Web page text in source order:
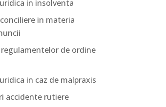
in insolventa
in materia
regulamentelor de ordine
in caz de malpraxis
accidente rutiere